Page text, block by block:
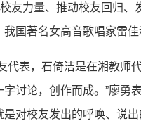
友力量、推动校友回归
国著名女高音歌唱家雷佳
代表，石倚洁是在湘教
讨论，创作而成。”廖勇
对校友发出的呼唤、说出